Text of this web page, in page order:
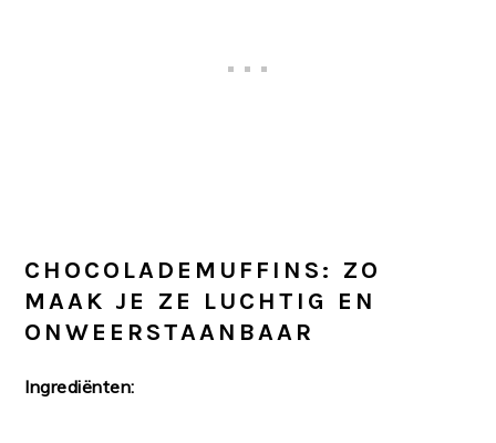
CHOCOLADEMUFFINS: ZO
MAAK JE ZE LUCHTIG EN
ONWEERSTAANBAAR
Ingrediënten: